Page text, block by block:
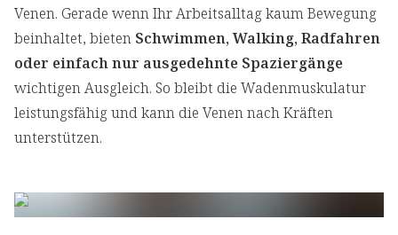
Venen. Gerade wenn Ihr Arbeitsalltag kaum Bewegung
beinhaltet, bieten Schwimmen, Walking, Radfahren
oder einfach nur ausgedehnte Spaziergänge
wichtigen Ausgleich. So bleibt die Wadenmuskulatur
leistungsfähig und kann die Venen nach Kräften
unterstützen.